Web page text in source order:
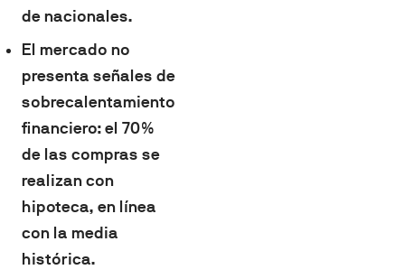
de nacionales.
El mercado no
presenta señales de
sobrecalentamiento
financiero: el 70%
de las compras se
realizan con
hipoteca, en línea
con la media
histórica.